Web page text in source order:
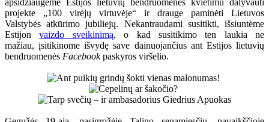
apsidžiaugėme Estijos lietuvių bendruomenės kvietimu dalyvauti
projekte „100 virėjų virtuvėje“ ir drauge paminėti Lietuvos
Valstybės atkūrimo jubiliejų. Nekantraudami susitikti, išsiuntėme
Estijonvaizdo sveikinimą, o kad susitikimo ten laukia ne
mažiau, įsitikinome išvydę save dainuojančius ant Estijos lietuvių
bendruomenės Facebookpaskyros viršelio.